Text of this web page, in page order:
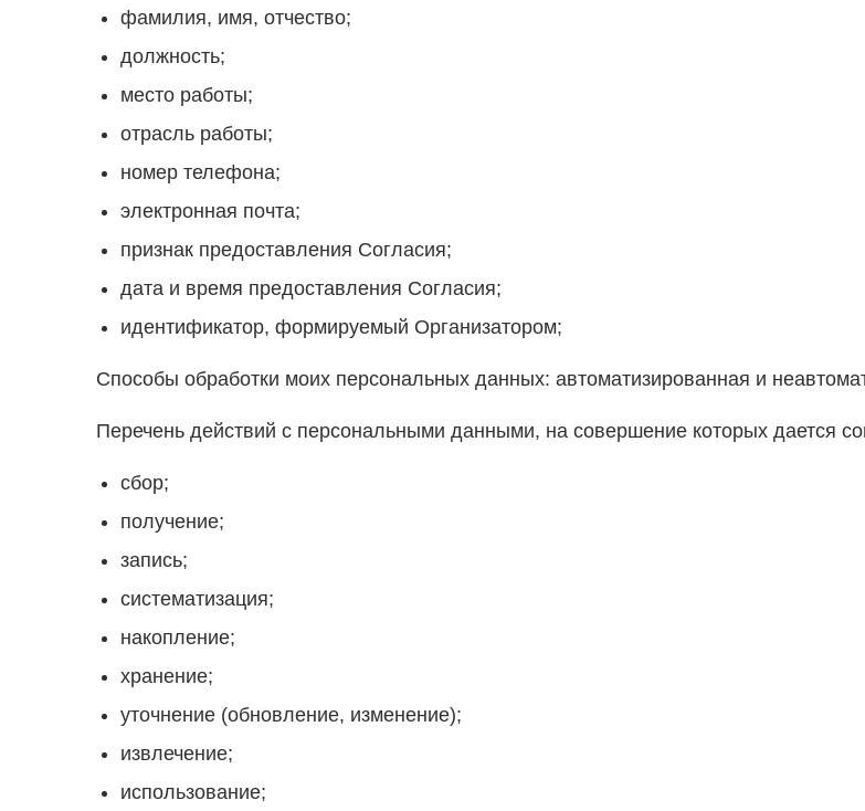
фамилия, имя, отчество;
должность;
место работы;
отрасль работы;
номер телефона;
электронная почта;
признак предоставления Согласия;
дата и время предоставления Согласия;
идентификатор, формируемый Организатором;
Способы обработки моих персональных данных: автоматизированная и
Перечень действий с персональными данными, на совершение которых дается
сбор;
получение;
запись;
систематизация;
накопление;
хранение;
уточнение (обновление, изменение);
извлечение;
использование;